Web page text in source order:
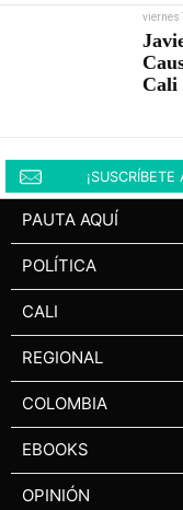
viernes
Cali
PAUTA AQUÍ
POLÍTICA
CALI
REGIONAL
COLOMBIA
EBOOKS
OPINIÓN